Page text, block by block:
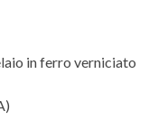
in ferro verniciato